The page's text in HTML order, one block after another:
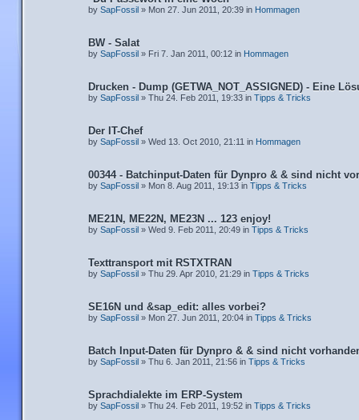
by SapFossil » Mon 27. Jun 2011, 20:39 in Hommagen
BW - Salat
by SapFossil » Fri 7. Jan 2011, 00:12 in Hommagen
Drucken - Dump (GETWA_NOT_ASSIGNED) - Eine
by SapFossil » Thu 24. Feb 2011, 19:33 in Tipps & Tricks
Der IT-Chef
by SapFossil » Wed 13. Oct 2010, 21:11 in Hommagen
00344 - Batchinput-Daten für Dynpro & & sind nicht
by SapFossil » Mon 8. Aug 2011, 19:13 in Tipps & Tricks
ME21N, ME22N, ME23N ... 123 enjoy!
by SapFossil » Wed 9. Feb 2011, 20:49 in Tipps & Tricks
Texttransport mit RSTXTRAN
by SapFossil » Thu 29. Apr 2010, 21:29 in Tipps & Tricks
SE16N und &sap_edit: alles vorbei?
by SapFossil » Mon 27. Jun 2011, 20:04 in Tipps & Tricks
Batch Input-Daten für Dynpro & & sind nicht
by SapFossil » Thu 6. Jan 2011, 21:56 in Tipps & Tricks
Sprachdialekte im ERP-System
by SapFossil » Thu 24. Feb 2011, 19:52 in Tipps & Tricks